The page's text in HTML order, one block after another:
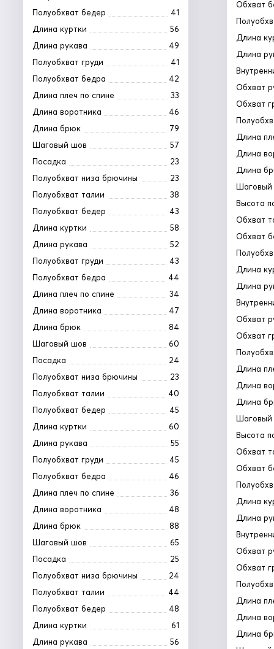
Полуобхват бедер
41
Длина куртки
56
Длина рукава
49
Полуобхват груди
41
Полуобхват бедра
42
Длина плеч по спине
33
Длина воротника
46
Длина брюк
79
Шаговый шов
57
Посадка
23
Полуобхват низа брючины
23
Полуобхват талии
38
Полуобхват бедер
43
Длина куртки
58
Длина рукава
52
Полуобхват груди
43
Полуобхват бедра
44
Длина плеч по спине
34
Длина воротника
47
Длина брюк
84
Шаговый шов
60
Посадка
24
Полуобхват низа брючины
23
Полуобхват талии
40
Полуобхват бедер
45
Длина куртки
60
Длина рукава
55
Полуобхват груди
45
Полуобхват бедра
46
Длина плеч по спине
36
Длина воротника
48
Длина брюк
88
Шаговый шов
65
Посадка
25
Полуобхват низа брючины
24
Полуобхват талии
44
Полуобхват бедер
48
Длина куртки
61
Длина рукава
56
Обхват
Длина
Длина
Обхват
Обхват
Длина
Длина
Длина
Шаговый
Высота
Обхват
Обхват
Длина
Длина
Обхват
Обхват
Длина
Длина
Длина
Шаговый
Высота
Обхват
Обхват
Длина
Длина
Обхват
Обхват
Длина
Длина
Длина